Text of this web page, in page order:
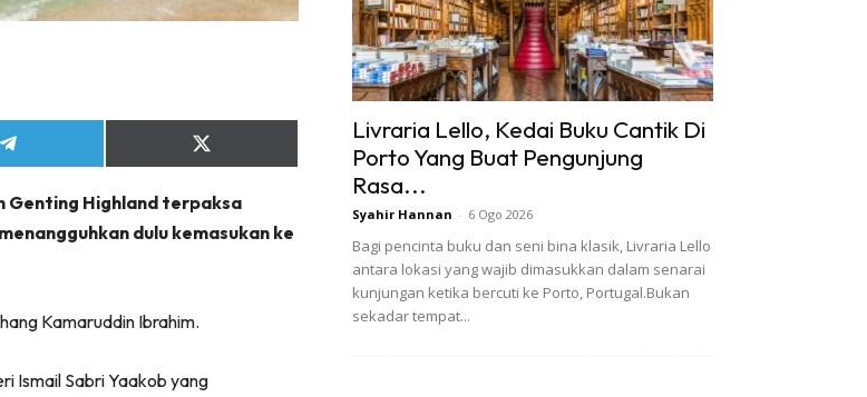
Share
on
Share
on
(Twitter)
Genting Highland terpaksa
dulu kemasukan ke
Kamaruddin Ibrahim.
Ismail Sabri Yaakob yang
Livraria Lello, Kedai Buku Cantik Di
Porto Yang Buat Pengunjung
Rasa...
Syahir Hannan - 6 Ogo 2026
Bagi pencinta buku dan seni bina klasik, Livraria Lello
antara lokasi yang wajib dimasukkan dalam senarai
kunjungan ketika bercuti ke Porto, Portugal.Bukan
sekadar tempat...